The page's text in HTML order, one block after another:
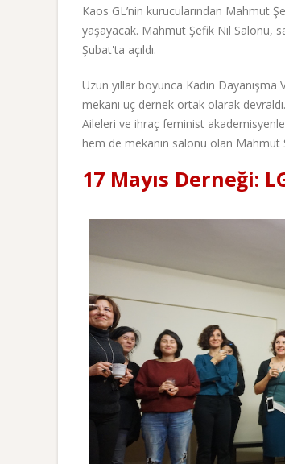
Kaos GL’nin kurucularından Mahmut
yaşayacak. Mahmut Şefik Nil Salonu,
Şubat'ta açıldı.
Uzun yıllar boyunca Kadın
mekanı üç dernek ortak olarak
Aileleri ve ihraç feminist
hem de mekanın salonu olan Mahmut
17 Mayıs Derneği: